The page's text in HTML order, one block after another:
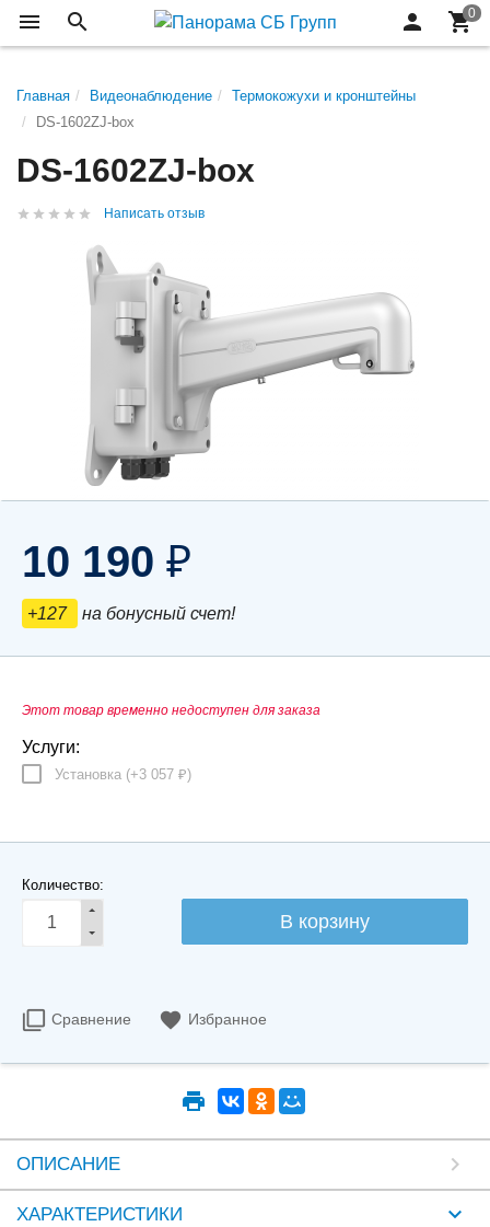
Главная Видеонаблюдение
Термокожухи и кронштейны
DS-1602ZJ-box
DS-1602ZJ-box
Написать отзыв
10 190 ₽
+127 на бонусный счет!
Этот товар временно недоступен для заказа
Услуги:
Установка (+3 057 ₽)
Количество:
Сравнение Избранное
ОПИСАНИЕ
ХАРАКТЕРИСТИКИ